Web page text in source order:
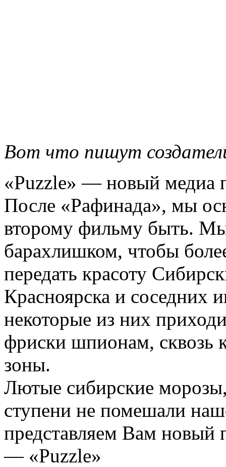
Вот что пишут
«Puzzle» — новый медиа
После «Рафинада», мы
второму фильму быть.
барахлишком, чтобы
передать красоту
Красноярска и соседних
некоторые из них
фриски шпионам, сквозь
зоны.
Лютые сибирские
ступени не помешали
представляем Вам новый
— «Puzzle»